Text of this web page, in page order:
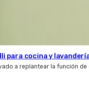
para cocina y
a replantear la función